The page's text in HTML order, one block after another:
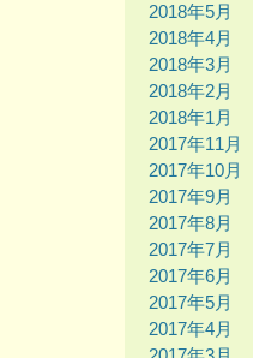
2018年5月
2018年4月
2018年3月
2018年2月
2018年1月
2017年11月
2017年10月
2017年9月
2017年8月
2017年7月
2017年6月
2017年5月
2017年4月